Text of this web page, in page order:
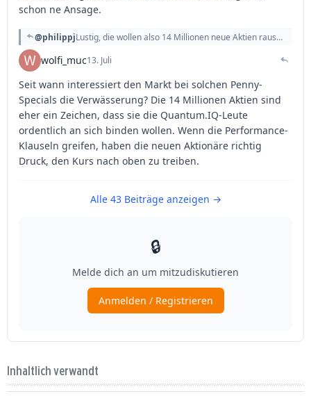
Inhaltlich verwandt